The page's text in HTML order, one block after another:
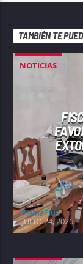
TAMBIÉN TE
NOTICIAS
FlamaPlus
JULIO 24, 2026